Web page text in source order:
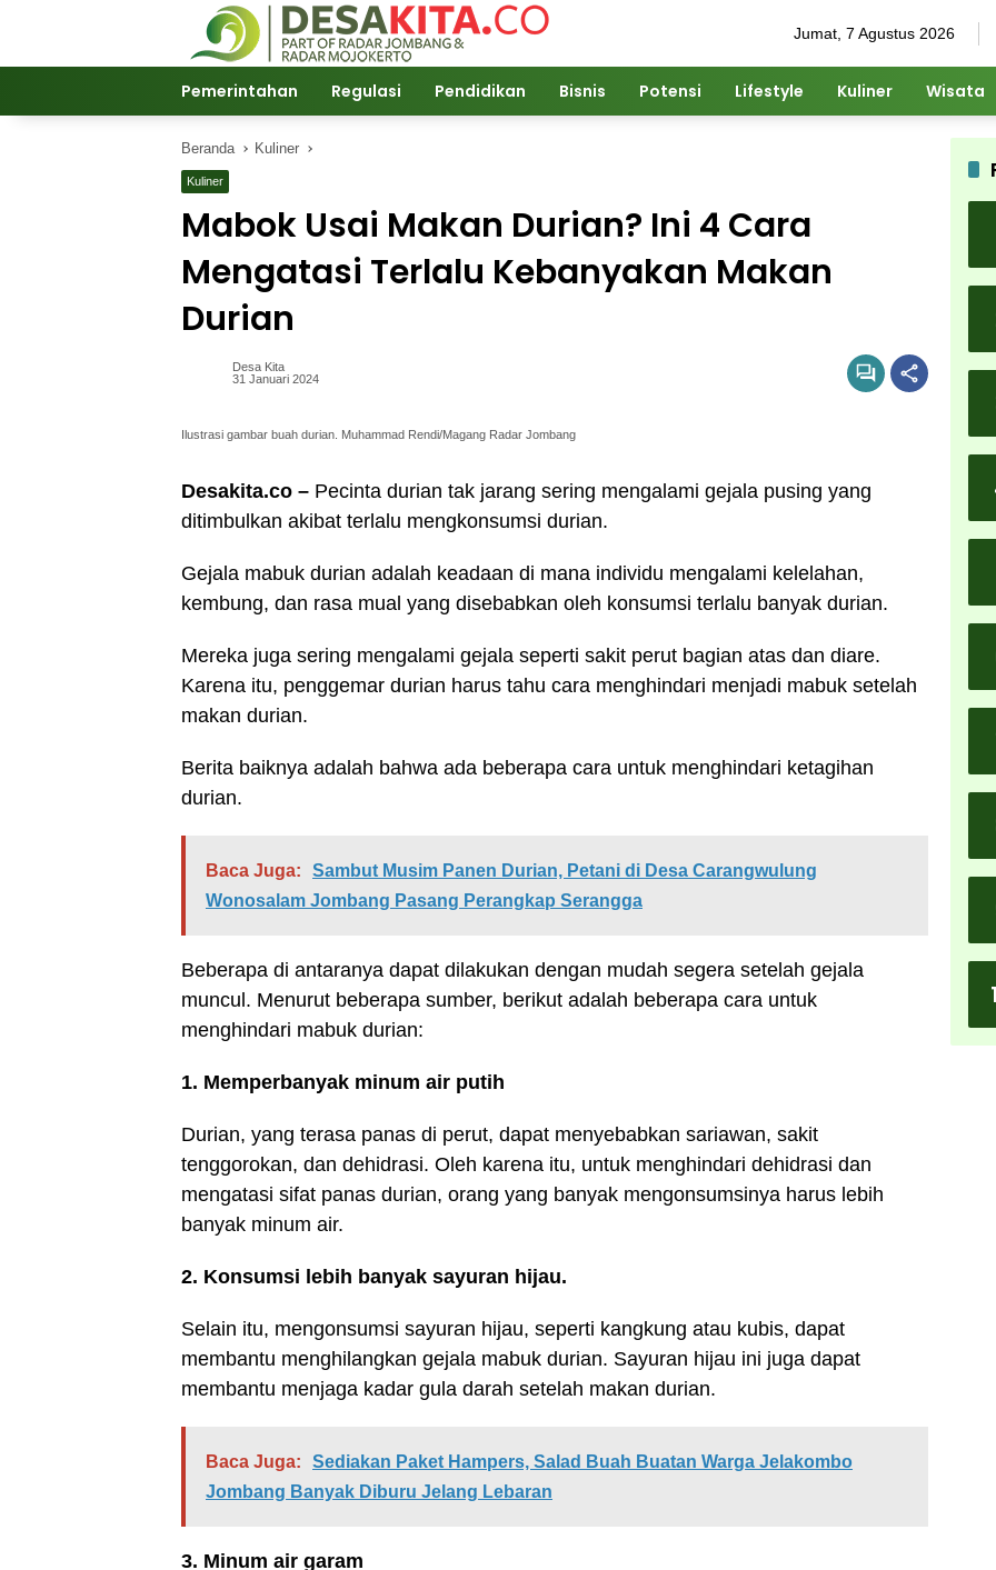
Jumat, 7 Agustus 2026
Pemerintahan Regulasi Pendidikan Bisnis Potensi Lifestyle Kuliner Wisata
Beranda Kuliner
Kuliner
Mabok Usai Makan Durian? Ini 4 Cara
Mengatasi Terlalu Kebanyakan Makan
Durian
Desa Kita
31 Januari 2024
Ilustrasi gambar buah durian. Muhammad Rendi/Magang Radar Jombang
Desakita.co – Pecinta durian tak jarang sering mengalami gejala pusing yang
ditimbulkan akibat terlalu mengkonsumsi durian.
Gejala mabuk durian adalah keadaan di mana individu mengalami kelelahan,
kembung, dan rasa mual yang disebabkan oleh konsumsi terlalu banyak durian.
Mereka juga sering mengalami gejala seperti sakit perut bagian atas dan diare.
Karena itu, penggemar durian harus tahu cara menghindari menjadi mabuk setelah
makan durian.
Berita baiknya adalah bahwa ada beberapa cara untuk menghindari ketagihan
durian.
Baca Juga:
Sambut Musim Panen Durian, Petani di Desa Carangwulung
Wonosalam Jombang Pasang Perangkap Serangga
Beberapa di antaranya dapat dilakukan dengan mudah segera setelah gejala
muncul. Menurut beberapa sumber, berikut adalah beberapa cara untuk
menghindari mabuk durian:
1. Memperbanyak minum air putih
Durian, yang terasa panas di perut, dapat menyebabkan sariawan, sakit
tenggorokan, dan dehidrasi. Oleh karena itu, untuk menghindari dehidrasi dan
mengatasi sifat panas durian, orang yang banyak mengonsumsinya harus lebih
banyak minum air.
2. Konsumsi lebih banyak sayuran hijau.
Selain itu, mengonsumsi sayuran hijau, seperti kangkung atau kubis, dapat
membantu menghilangkan gejala mabuk durian. Sayuran hijau ini juga dapat
membantu menjaga kadar gula darah setelah makan durian.
Baca Juga:
Sediakan Paket Hampers, Salad Buah Buatan Warga Jelakombo
Jombang Banyak Diburu Jelang Lebaran
3. Minum air garam